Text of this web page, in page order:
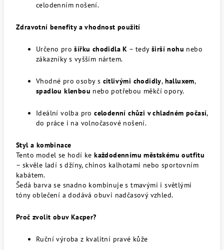
celodenním nošení.
Zdravotní benefity a vhodnost použití
Určeno prošířku chodidla K – tedyširší nohu nebo
zákazníky s vyšším nártem.
Vhodné pro osoby s citlivými chodidly, halluxem,
spadlou klenbou nebo potřebou měkčí opory.
Ideální volba procelodenní chůzi v chladném počasí,
do práce i na volnočasové nošení.
Styl a kombinace
Tento model se hodí kekaždodennímu městskému outfitu
– skvěle ladí s džíny, chinos kalhotami nebo sportovním
kabátem.
Šedá barva se snadno kombinuje s tmavými i světlými
tóny oblečení a dodává obuvi nadčasový vzhled.
Proč zvolit obuv Kacper?
Ruční výroba z kvalitní pravé kůže